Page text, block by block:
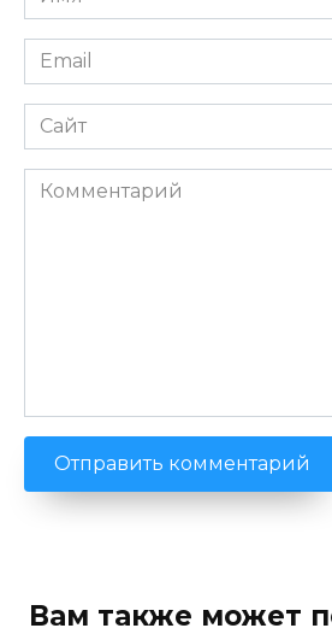
*
Email
*
Сайт
Комментарий
Вам также может